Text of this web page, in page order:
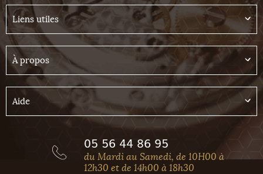
Liens utiles
À propos
Aide
05 56 44 86 95
du Mardi au Samedi, de 10H00 à
12h30 et de 14h00 à 18h30